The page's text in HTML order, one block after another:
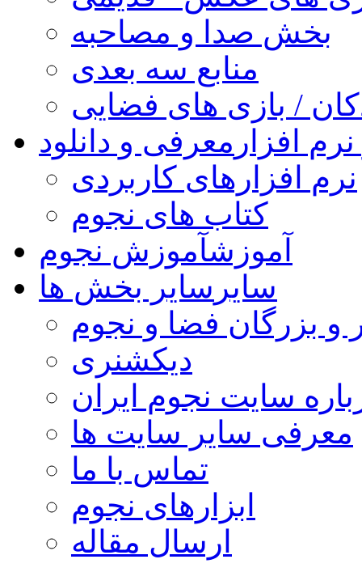
بخش صدا و مصاحبه
منابع سه بعدی
/ بازی های فضایی
افزار معرفی و دانلود
نرم افزارهای کاربردی
کتاب های نجوم
آموزشآموزش نجوم
سایر سایر بخش ها
و بزرگان فضا و نجوم
دیکشنری
سایت نجوم ایران
معرفی سایر سایت ها
تماس با ما
ابزارهای نجوم
ارسال مقاله